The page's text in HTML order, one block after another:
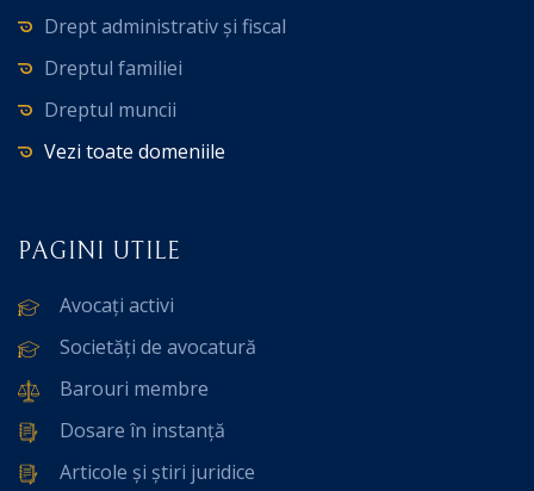
Drept administrativ și fiscal
Dreptul familiei
Dreptul muncii
Vezi toate domeniile
PAGINI UTILE
Avocați activi
Societăți de avocatură
Barouri membre
Dosare în instanță
Articole și știri juridice